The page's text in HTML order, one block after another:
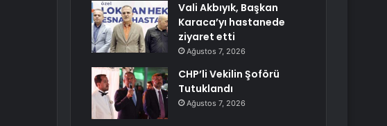
Vali Akbıyık, Başkan
Karaca’yı hastanede
ziyaret etti
Ağustos 7, 2026
CHP’li Vekilin Şoförü
Tutuklandı
Ağustos 7, 2026